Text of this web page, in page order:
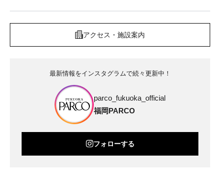
アクセス・施設案内
最新情報をインスタグラムで続々更新中！
parco_fukuoka_official
福岡PARCO
フォローする